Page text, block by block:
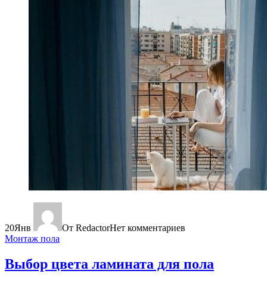
20Янв От RedactorНет комментариев
Монтаж пола
Выбор цвета ламината для пола